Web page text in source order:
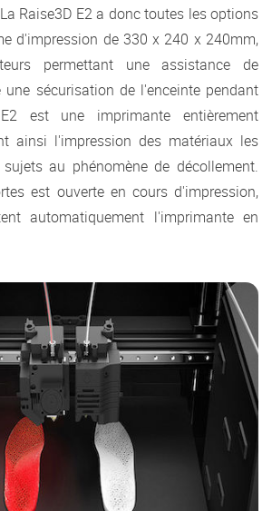
Raise3D E2 a donc toutes les options
d'impression de 330 x 240 x 240mm,
permettant une assistance de
sécurisation de l'enceinte pendant
est une imprimante entièrement
ainsi l'impression des matériaux les
au phénomène de décollement.
est ouverte en cours d'impression,
automatiquement l'imprimante en